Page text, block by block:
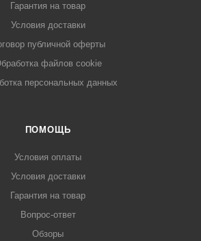
Гарантия на товар
Условия доставки
публичной оферты
файлов cookie
персональных данных
ПОМОЩЬ
Условия оплаты
Условия доставки
Гарантия на товар
Вопрос-ответ
Обзоры